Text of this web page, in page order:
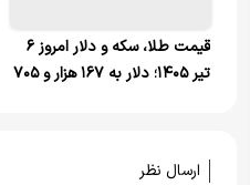
قیمت طلا، سکه و دلار امروز ۶
تیر ۱۴۰۵؛ دلار به ۱۶۷ هزار و ۷۰۵
ارسال نظر